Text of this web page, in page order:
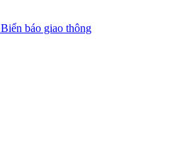
Biển báo giao thông